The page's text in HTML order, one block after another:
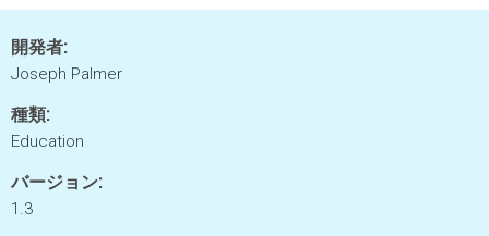
開発者:
Joseph Palmer
種類:
Education
バージョン:
1.3